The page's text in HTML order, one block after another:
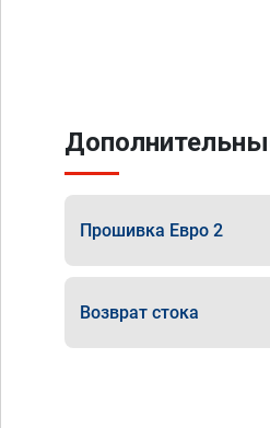
Прошивка Евро 2
Возврат стока